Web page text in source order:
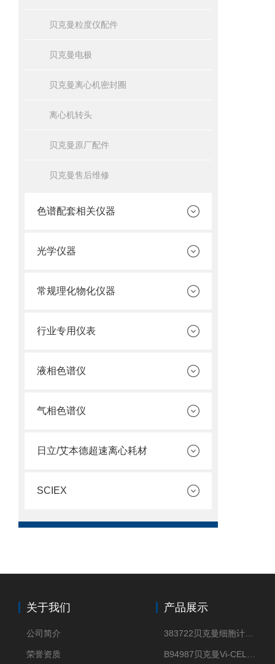
贝克曼粒度仪配件
贝克曼电极
贝克曼离心机密封圈
离心机转头
贝克曼原厂配件
贝克曼售后维修
色谱配套相关仪器
光学仪器
常规理化物化仪器
行业专用仪表
液相色谱仪
气相色谱仪
日立/艾本德超速离心耗材
SCIEX
关于我们
公司简介
荣誉资质
产品展示